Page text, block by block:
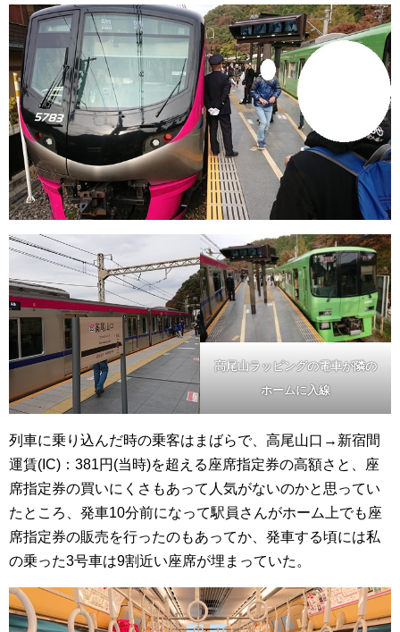
高尾山ラッピングの電車が隣の
ホームに入線
列車に乗り込んだ時の乗客はまばらで、高尾山口→新宿間
運賃(IC)：381円(当時)を超える座席指定券の高額さと、座
席指定券の買いにくさもあって人気がないのかと思ってい
たところ、発車10分前になって駅員さんがホーム上でも座
席指定券の販売を行ったのもあってか、発車する頃には私
の乗った3号車は9割近い座席が埋まっていた。